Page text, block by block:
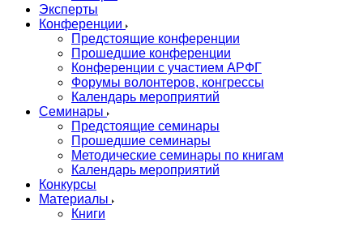
Эксперты
Конференции
Предстоящие конференции
Прошедшие конференции
Конференции с участием АРФГ
Форумы волонтеров, конгрессы
Календарь мероприятий
Семинары
Предстоящие семинары
Прошедшие семинары
Методические семинары по книгам
Календарь мероприятий
Конкурсы
Материалы
Книги